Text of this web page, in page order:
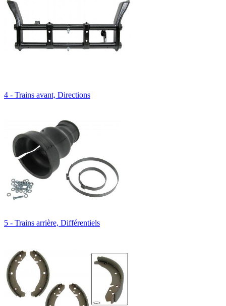
4 - Trains avant, Directions
5 - Trains arrière, Différentiels